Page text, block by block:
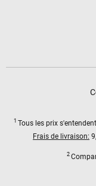
1 Tous les prix s'entendent
Frais de livraison:
2